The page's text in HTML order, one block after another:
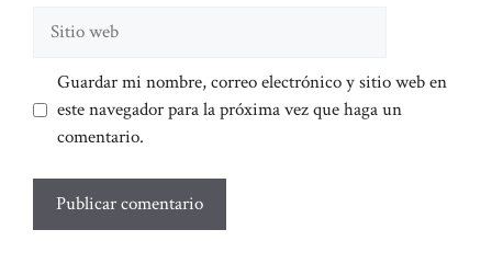
Guardar mi nombre, correo electrónico y sitio web en
este navegador para la próxima vez que haga un
comentario.